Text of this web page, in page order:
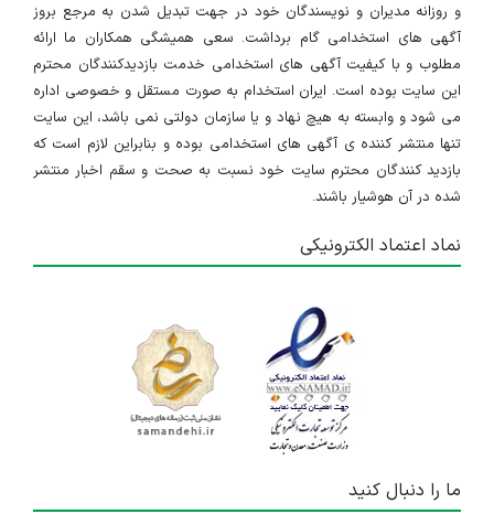
و روزانه مدیران و نویسندگان خود در جهت تبدیل شدن به مرجع بروز
آگهی های استخدامی گام برداشت. سعی همیشگی همکاران ما ارائه
مطلوب و با کیفیت آگهی های استخدامی خدمت بازدیدکنندگان محترم
این سایت بوده است. ایران استخدام به صورت مستقل و خصوصی اداره
می شود و وابسته به هیچ نهاد و یا سازمان دولتی نمی باشد، این سایت
تنها منتشر کننده ی آگهی های استخدامی بوده و بنابراین لازم است که
بازدید کنندگان محترم سایت خود نسبت به صحت و سقم اخبار منتشر
شده در آن هوشیار باشند.
نماد اعتماد الکترونیکی
ما را دنبال کنید